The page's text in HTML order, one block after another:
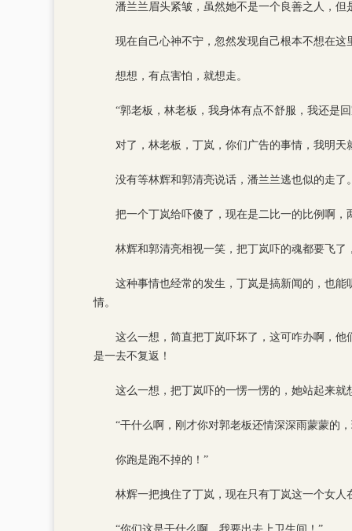
潘兰兰眉头紧皱，虽然她不是一个良善之人，
现在自己心神不宁，忽然发现自己根本不想在
想想，有点害怕，就想走。
“郭老板，林老板，我身体有点不舒服，我还是
对了，林老板，丁岚，你们广告的事情，我明天
没有等林辉和郭清亮说话，潘兰兰逃也似的走了
把一个丁岚给吓傻了，现在是二比一的比例啊
林辉和郭清亮相视一笑，把丁岚吓的魂都要飞
这种事情也经常的发生，丁岚是搞新闻的，也
情。
这么一想，简直把丁岚吓坏了，这可咋办啊，
是一去不复返！
这么一想，把丁岚吓的一愣一愣的，她站起来
“干什么啊，刚才你对郭老板还情深深雨蒙蒙的
你跑是跑不掉的！”
林辉一把拽住了丁岚，现在只有丁岚这一个女